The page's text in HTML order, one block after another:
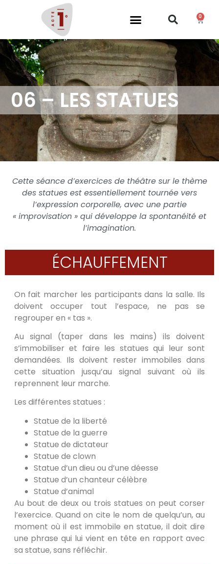
0
06 – LES STATUES
Cette séance d’exercices de théâtre sur le thème
des statues est essentiellement tournée vers
l’expression corporelle, avec une partie
« improvisation » qui développe la spontanéité et
l’imagination.
ÉCHAUFFEMENT
On fait marcher les participants dans la salle. Ils
doivent occuper tout l’espace, ne pas se
regrouper en « tas ».
Au signal (taper dans les mains) ils doivent
s’immobiliser et faire les statues qui leur sont
demandées. Ils doivent rester immobiles dans
cette situation jusqu’au signal suivant où ils
reprennent leur marche.
Les différentes statues :
Statue de la liberté
Statue de la guerre
Statue de dictateur
Statue de clown
Statue d’un dieu ou d’une déesse
Statue d’un chanteur célèbre
Statue d’animal
Au bout de deux ou trois statues on peut corser
l’exercice. Quand on cite le nom de quelqu’un, au
moment où il est immobile en statue, il doit dire
une phrase qui lui vient en tête en rapport avec
sa statue, sans réfléchir.